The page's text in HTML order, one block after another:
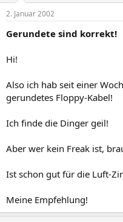
2. Januar 2002
Gerundete sind korrekt!
Hi!
Also ich hab seit einer
gerundetes Floppy-Kabel!
Ich finde die Dinger geil!
Aber wer kein Freak ist,
Ist schon gut für die Luft-
Meine Empfehlung!